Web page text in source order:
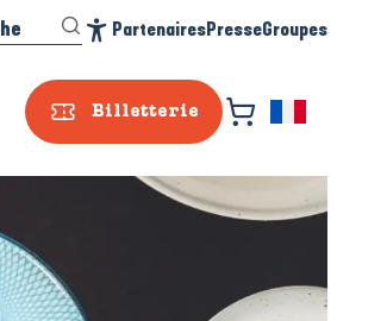
Billetterie
PartenairesPresseGroupes